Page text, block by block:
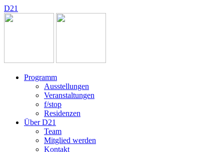
D21
Programm
Ausstellungen
Veranstaltungen
f/stop
Residenzen
Über D21
Team
Mitglied werden
Kontakt